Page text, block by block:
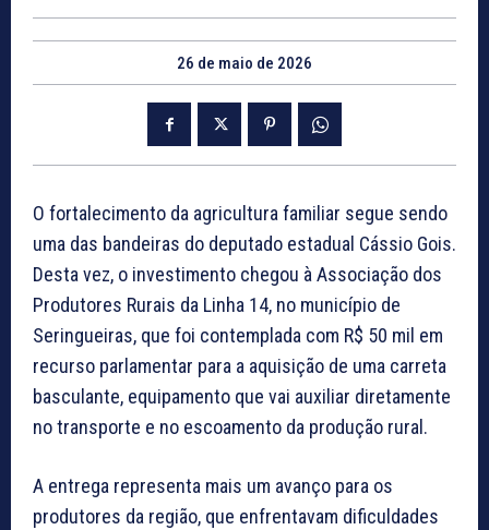
26 de maio de 2026
O fortalecimento da agricultura familiar segue sendo
uma das bandeiras do deputado estadual Cássio Gois.
Desta vez, o investimento chegou à Associação dos
Produtores Rurais da Linha 14, no município de
Seringueiras, que foi contemplada com R$ 50 mil em
recurso parlamentar para a aquisição de uma carreta
basculante, equipamento que vai auxiliar diretamente
no transporte e no escoamento da produção rural.
A entrega representa mais um avanço para os
produtores da região, que enfrentavam dificuldades